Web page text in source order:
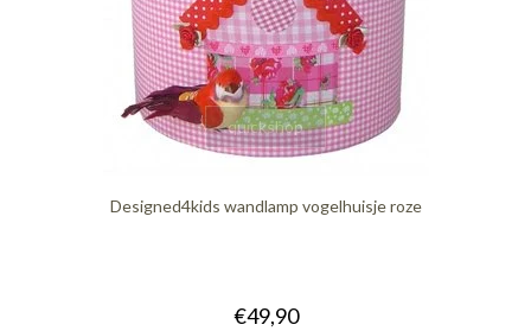
quickshop
Designed4kids wandlamp vogelhuisje roze
€49,90